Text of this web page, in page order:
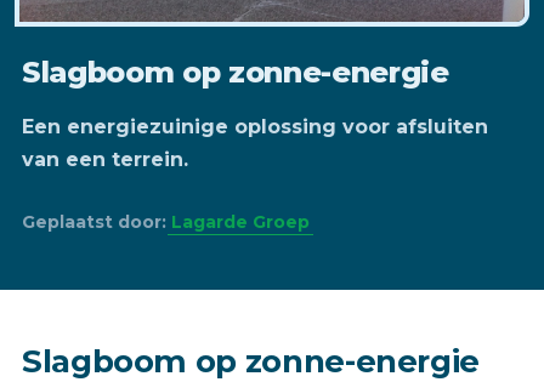
Slagboom op zonne-energie
Een energiezuinige oplossing voor afsluiten
van een terrein.
Geplaatst door: Lagarde Groep
Slagboom op zonne-energie